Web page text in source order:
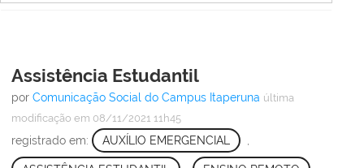
Assistência Estudantil
por Comunicação Social do Campus Itaperuna última
modificação em 08/11/2021 11h45
registrado em: AUXÍLIO EMERGENCIAL